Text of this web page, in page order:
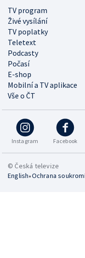
TV program
Živé vysílání
TV poplatky
Teletext
Podcasty
Počasí
E-shop
Mobilní a TV aplikace
Vše o ČT
Instagram Facebook
© Česká televize
English•Ochrana